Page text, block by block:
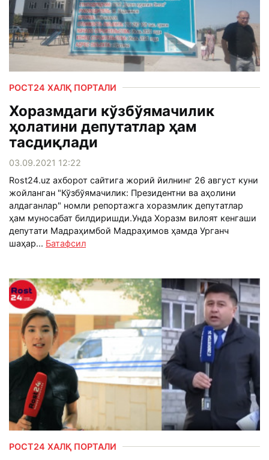
РОСТ24 ХАЛҚ ПОРТАЛИ
Хоразмдаги кўзбўямачилик
ҳолатини депутатлар ҳам
тасдиқлади
03.09.2021 12:22
Rost24.uz ахборот сайтига жорий йилнинг 26 август куни
жойланган "Кўзбўямачилик: Президентни ва аҳолини
алдаганлар" номли репортажга хоразмлик депутатлар
ҳам муносабат билдиришди.Унда Хоразм вилоят кенгаши
депутати Мадраҳимбой Мадраҳимов ҳамда Урганч
шаҳар... Батафсил
РОСТ24 ХАЛҚ ПОРТАЛИ